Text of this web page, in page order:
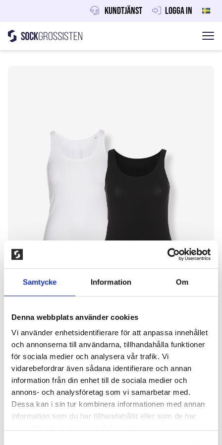
Samtycke Information Om
Denna webbplats använder cookies
Vi använder enhetsidentifierare för att anpassa innehållet
och annonserna till användarna, tillhandahålla funktioner
för sociala medier och analysera vår trafik. Vi
vidarebefordrar även sådana identifierare och annan
information från din enhet till de sociala medier och
annons- och analysföretag som vi samarbetar med.
Dessa kan i sin tur kombinera informationen med annan
information som du har tillhandahållit eller som de har
Kundtjänst Logga in
Hoppa till innehåll
Sockgrossisten
2-PACK LINNE SVART & VIT, DAM
200,00kr
Ett välsytt damlinne av mjuk bomullsjersey. Fin
bomullskvalitét som håller formen tvätt efter tvätt.
90% bomull, 10% lycra. Tvättas i 40° , ej torktumling.
2 st/pack. Färg: Svart och vit. Längd: ca. 65cm i